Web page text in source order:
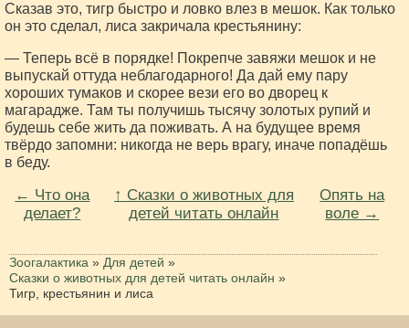
Сказав это, тигр быстро и ловко влез в мешок. Как только
он это сделал, лиса закричала крестьянину:
— Теперь всё в порядке! Покрепче завяжи мешок и не
выпускай оттуда неблагодарного! Да дай ему пару
хороших тумаков и скорее вези его во дворец к
магарадже. Там ты получишь тысячу золотых рупий и
будешь себе жить да поживать. А на будущее время
твёрдо запомни: никогда не верь врагу, иначе попадёшь
в беду.
← Что она
делает?
↑ Сказки о животных для
детей читать онлайн
Опять на
воле →
Зоогалактика » Для детей »
Сказки о животных для детей читать онлайн »
Тигр, крестьянин и лиса